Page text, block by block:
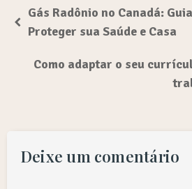
Gás Radônio no Canadá:
Proteger sua Saúde e Casa
Como adaptar o seu
Deixe um comentário